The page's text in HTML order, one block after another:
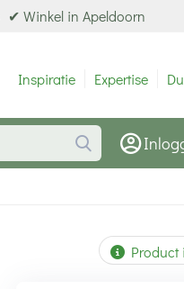
✔ Winkel in Apeldoorn
Inspiratie Expertise
Product